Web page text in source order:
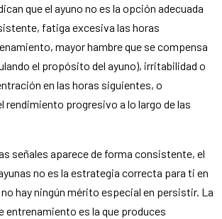
que el ayuno no es la opción adecuada
fatiga excesiva las horas
mayor hambre que se compensa
el propósito del ayuno), irritabilidad o
en las horas siguientes, o
rendimiento progresivo a lo largo de las
señales aparece de forma consistente, el
no es la estrategia correcta para ti en
hay ningún mérito especial en persistir. La
entrenamiento es la que produces